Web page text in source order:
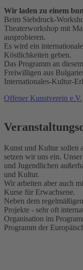
Wir laden zu einem
Beim Siebdruck-
Theaterworkshop mit
ausprobieren.
Es wird ein
Köstlichkeiten geben.
Das Programm an
Freiwilligen aus
Internationales-Kultur-
Offener Kunstverein e.V.
Kunst und Kultur sollen
setzen wir uns ein.
und Jugendlichen
und Kultur.
Wir arbeiten aber auch
Kurse für Erwachsene.
Neben dem
Projekte - sehr oft
Organisation im
Programm der